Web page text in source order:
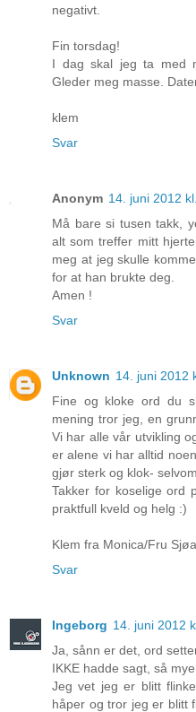
negativt.
Fin torsdag!
I dag skal jeg ta med
Gleder meg masse.
klem
Svar
Anonym 14. juni 2012
Må bare si tusen takk,
alt som treffer mitt
meg at jeg skulle
for at han brukte deg.
Amen !
Svar
Unknown 14. juni 2012
Fine og kloke ord du
mening tror jeg, en
Vi har alle vår utvikling
er alene vi har alltid
gjør sterk og klok-
Takker for koselige ord
praktfull kveld og helg :)
Klem fra Monica/Fru
Svar
Ingeborg 14. juni 2012
Ja, sånn er det, ord
IKKE hadde sagt, så
Jeg vet jeg er blitt
håper og tror jeg er blitt